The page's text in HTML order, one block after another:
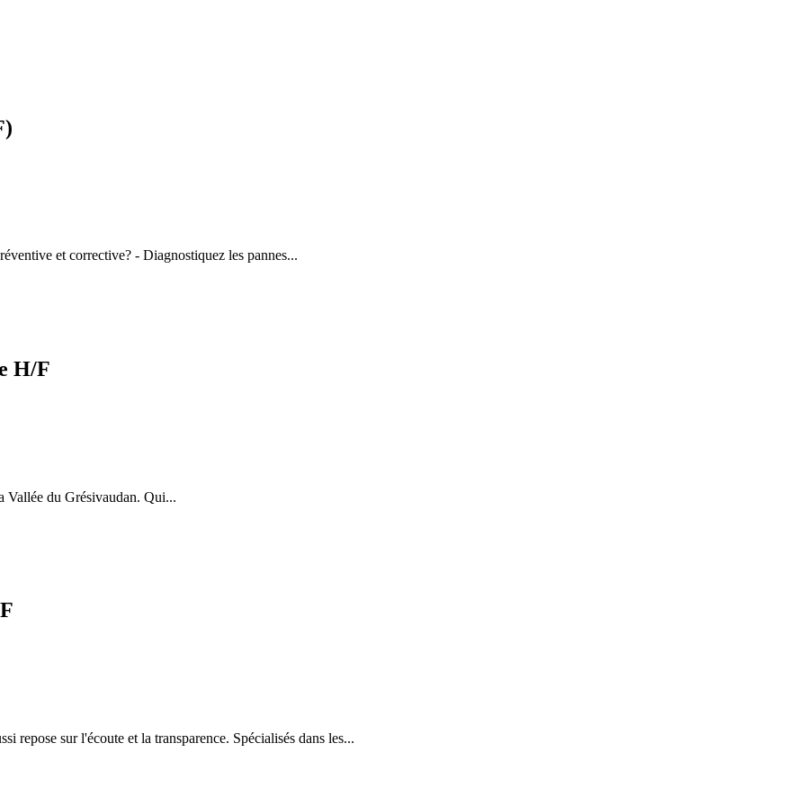
et corrective? - Diagnostiquez les pannes...
H/F
Vallée du Grésivaudan. Qui...
repose sur l'écoute et la transparence. Spécialisés dans les...